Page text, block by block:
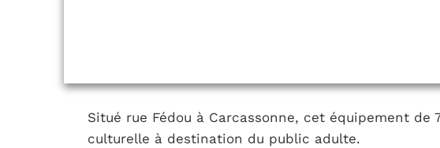
Situé rue Fédou à Carcassonne, cet équipement de
culturelle à destination du public adulte.